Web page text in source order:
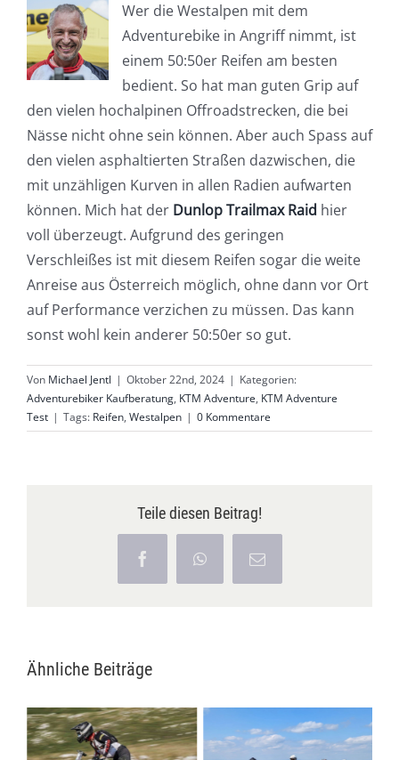
Wer die Westalpen mit dem
Adventurebike in Angriff nimmt, ist
einem 50:50er Reifen am besten
bedient. So hat man guten Grip auf
den vielen hochalpinen Offroadstrecken, die bei
Nässe nicht ohne sein können. Aber auch Spass auf
den vielen asphaltierten Straßen dazwischen, die
mit unzähligen Kurven in allen Radien aufwarten
können. Mich hat der Dunlop Trailmax Raid hier
voll überzeugt. Aufgrund des geringen
Verschleißes ist mit diesem Reifen sogar die weite
Anreise aus Österreich möglich, ohne dann vor Ort
auf Performance verzichen zu müssen. Das kann
sonst wohl kein anderer 50:50er so gut.
Von Michael Jentl | Oktober 22nd, 2024 | Kategorien:
Adventurebiker Kaufberatung, KTM Adventure, KTM Adventure
Test | Tags: Reifen, Westalpen | 0 Kommentare
Teile diesen Beitrag!
FacebookWhatsApp
E-
Mail
Ähnliche Beiträge